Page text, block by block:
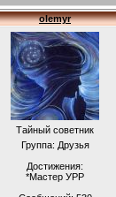
olemyr
Тайный советник
Группа: Друзья
Достижения:
*Мастер УРР